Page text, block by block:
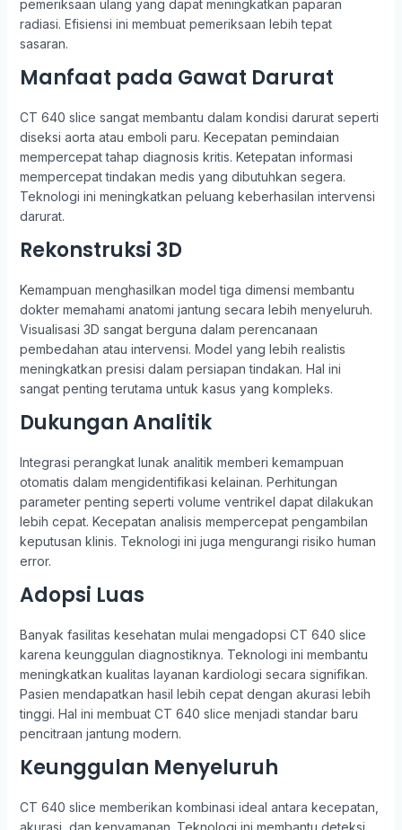
pemeriksaan ulang yang dapat meningkatkan paparan
radiasi. Efisiensi ini membuat pemeriksaan lebih tepat
sasaran.
Manfaat pada Gawat Darurat
CT 640 slice sangat membantu dalam kondisi darurat seperti
diseksi aorta atau emboli paru. Kecepatan pemindaian
mempercepat tahap diagnosis kritis. Ketepatan informasi
mempercepat tindakan medis yang dibutuhkan segera.
Teknologi ini meningkatkan peluang keberhasilan intervensi
darurat.
Rekonstruksi 3D
Kemampuan menghasilkan model tiga dimensi membantu
dokter memahami anatomi jantung secara lebih menyeluruh.
Visualisasi 3D sangat berguna dalam perencanaan
pembedahan atau intervensi. Model yang lebih realistis
meningkatkan presisi dalam persiapan tindakan. Hal ini
sangat penting terutama untuk kasus yang kompleks.
Dukungan Analitik
Integrasi perangkat lunak analitik memberi kemampuan
otomatis dalam mengidentifikasi kelainan. Perhitungan
parameter penting seperti volume ventrikel dapat dilakukan
lebih cepat. Kecepatan analisis mempercepat pengambilan
keputusan klinis. Teknologi ini juga mengurangi risiko human
error.
Adopsi Luas
Banyak fasilitas kesehatan mulai mengadopsi CT 640 slice
karena keunggulan diagnostiknya. Teknologi ini membantu
meningkatkan kualitas layanan kardiologi secara signifikan.
Pasien mendapatkan hasil lebih cepat dengan akurasi lebih
tinggi. Hal ini membuat CT 640 slice menjadi standar baru
pencitraan jantung modern.
Keunggulan Menyeluruh
CT 640 slice memberikan kombinasi ideal antara kecepatan,
akurasi, dan kenyamanan. Teknologi ini membantu deteksi